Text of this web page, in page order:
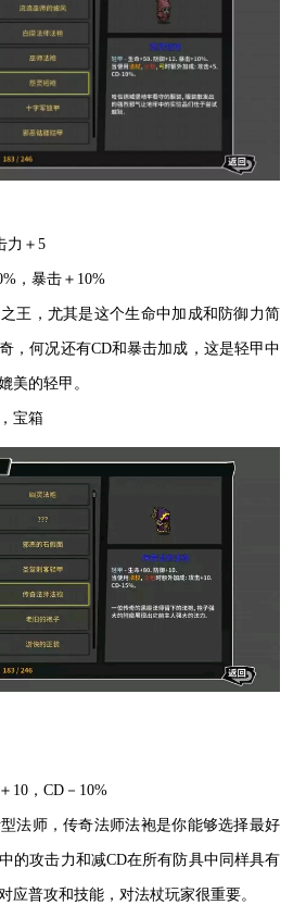
力＋5
，暴击＋10%
王，尤其是这个生命中加成和防御力简
，何况还有CD和暴击加成，这是轻甲中
美的轻甲 。
宝箱
10，CD－10%
法师，传奇法师法袍是你能够选择最好
的攻击力和减CD在所有防具中同样具有
应普攻和技能，对法杖玩家很重要。